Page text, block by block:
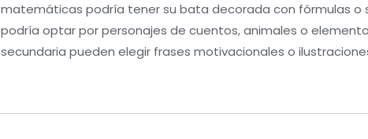
matemáticas podría tener su bata decorada con fórmulas o
podría optar por personajes de cuentos, animales o
secundaria pueden elegir frases motivacionales o